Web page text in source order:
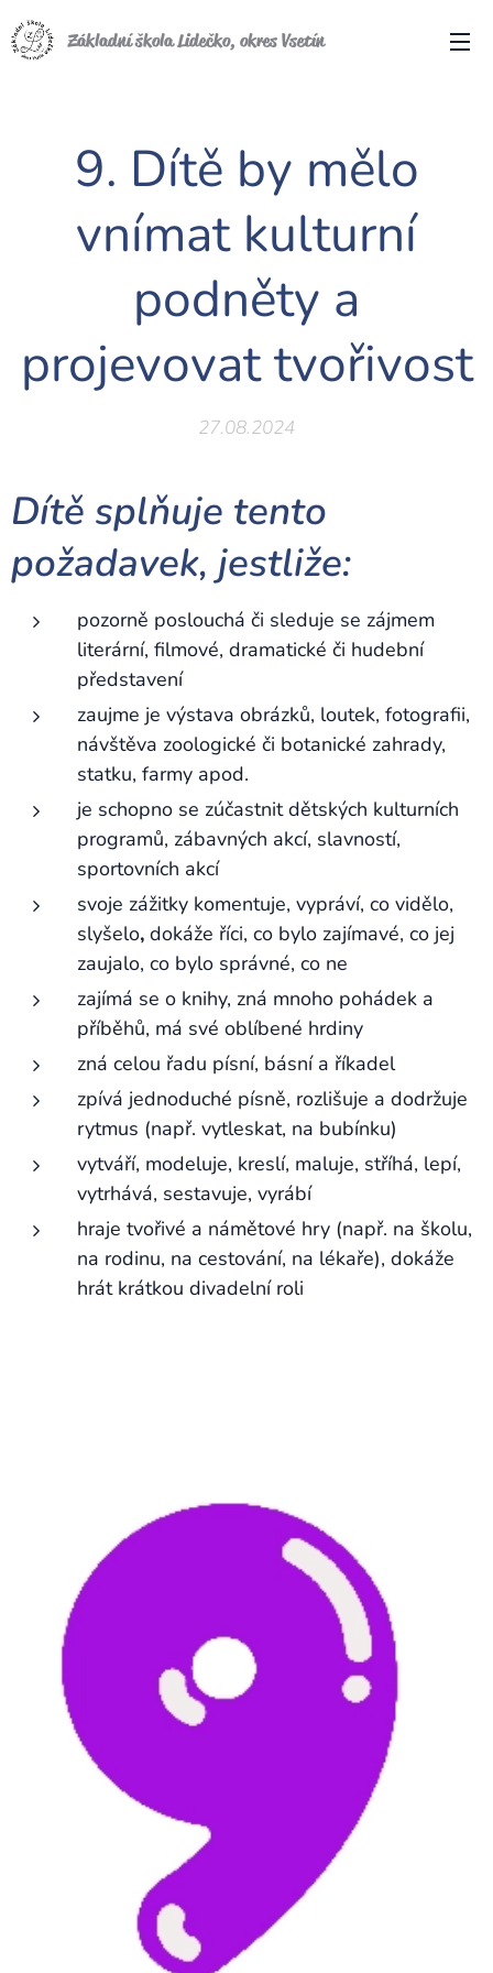
Základní škola Lidečko, okres Vsetín
9. Dítě by mělo
vnímat kulturní
podněty a
projevovat tvořivost
27.08.2024
Dítě splňuje tento
požadavek, jestliže:
pozorně poslouchá či sleduje se zájmem
literární, filmové, dramatické či hudební
představení
zaujme je výstava obrázků, loutek, fotografii,
návštěva zoologické či botanické zahrady,
statku, farmy apod.
je schopno se zúčastnit dětských kulturních
programů, zábavných akcí, slavností,
sportovních akcí
svoje zážitky komentuje, vypráví, co vidělo,
slyšelo,dokáže říci, co bylo zajímavé, co jej
zaujalo, co bylo správné, co ne
zajímá se o knihy, zná mnoho pohádek a
příběhů, má své oblíbené hrdiny
zná celou řadu písní, básní a říkadel
zpívá jednoduché písně, rozlišuje a dodržuje
rytmus (např. vytleskat, na bubínku)
vytváří, modeluje, kreslí, maluje, stříhá, lepí,
vytrhává, sestavuje, vyrábí
hraje tvořivé a námětové hry (např. na školu,
na rodinu, na cestování, na lékaře), dokáže
hrát krátkou divadelní roli